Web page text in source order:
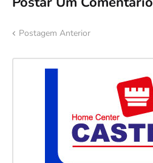
Postagem Anterior